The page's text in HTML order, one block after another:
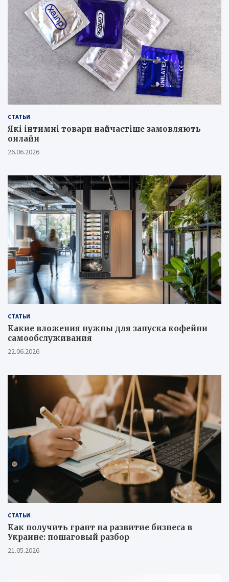
СТАТЬИ
Які інтимні товари найчастіше замовляють
онлайн
26.06.2026
СТАТЬИ
Какие вложения нужны для запуска кофейни
самообслуживания
22.06.2026
СТАТЬИ
Как получить грант на развитие бизнеса в
Украине: пошаговый разбор
21.05.2026